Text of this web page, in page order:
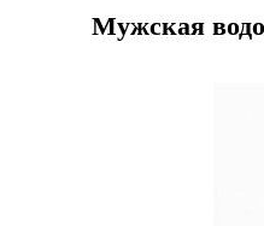
Мужская